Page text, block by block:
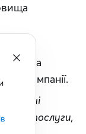
компанії.
виділені
послуги,